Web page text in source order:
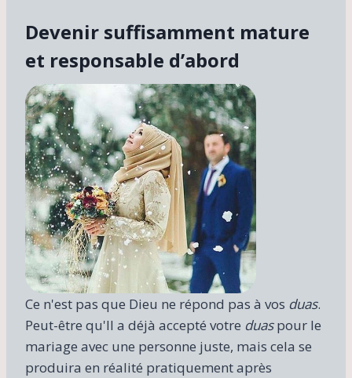
Devenir suffisamment mature
et responsable d’abord
Ce n'est pas que Dieu ne répond pas à vos duas.
Peut-être qu'Il a déjà accepté votre duaspour le
mariage avec une personne juste, mais cela se
produira en réalité pratiquement après